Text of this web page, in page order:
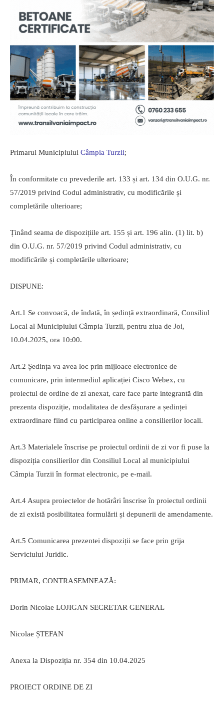
Primarul Municipiului Câmpia Turzii;
În conformitate cu prevederile art. 133 și art. 134 din O.U.G. nr.
57/2019 privind Codul administrativ, cu modificările și
completările ulterioare;
Ținând seama de dispozițiile art. 155 și art. 196 alin. (1) lit. b)
din O.U.G. nr. 57/2019 privind Codul administrativ, cu
modificările și completările ulterioare;
DISPUNE:
Art.1 Se convoacă, de îndată, în ședință extraordinară, Consiliul
Local al Municipiului Câmpia Turzii, pentru ziua de Joi,
10.04.2025, ora 10:00.
Art.2 Ședința va avea loc prin mijloace electronice de
comunicare, prin intermediul aplicației Cisco Webex, cu
proiectul de ordine de zi anexat, care face parte integrantă din
prezenta dispoziție, modalitatea de desfășurare a ședinței
extraordinare fiind cu participarea online a consilierilor locali.
Art.3 Materialele înscrise pe proiectul ordinii de zi vor fi puse la
dispoziția consilierilor din Consiliul Local al municipiului
Câmpia Turzii în format electronic, pe e-mail.
Art.4 Asupra proiectelor de hotărâri înscrise în proiectul ordinii
de zi există posibilitatea formulării și depunerii de amendamente.
Art.5 Comunicarea prezentei dispoziții se face prin grija
Serviciului Juridic.
PRIMAR, CONTRASEMNEAZĂ:
Dorin Nicolae LOJIGAN SECRETAR GENERAL
Nicolae ȘTEFAN
Anexa la Dispoziția nr. 354 din 10.04.2025
PROIECT ORDINE DE ZI